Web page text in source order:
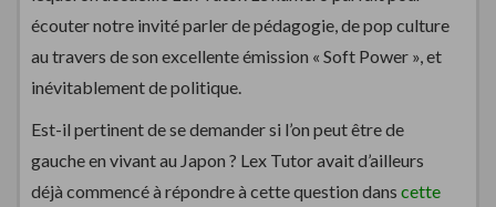
écouter notre invité parler de pédagogie, de pop culture
au travers de son excellente émission « Soft Power », et
inévitablement de politique.
Est-il pertinent de se demander si l’on peut être de
gauche en vivant au Japon ? Lex Tutor avait d’ailleurs
déjà commencé à répondre à cette question dans cette